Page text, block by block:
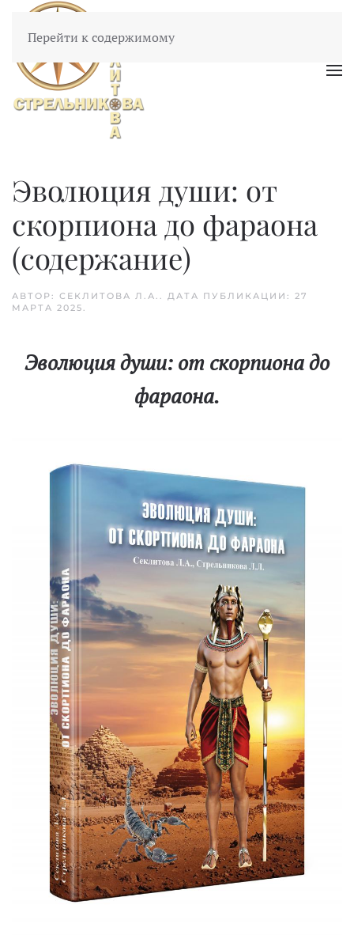
Перейти к содержимому
Эволюция души: от
скорпиона до фараона
(содержание)
АВТОР: СЕКЛИТОВА Л.А.. ДАТА ПУБЛИКАЦИИ: 27
МАРТА 2025.
Эволюция души: от скорпиона до
фараона.